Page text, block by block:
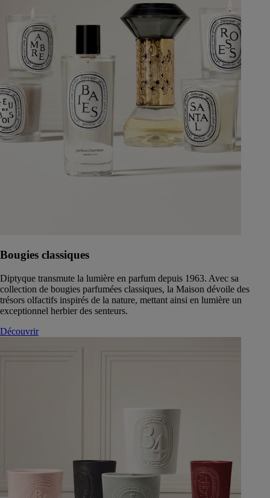
Bougies classiques
Diptyque transmute la lumière en parfum depuis 1963. Avec sa
collection de bougies parfumées classiques, la Maison dévoile des
trésors olfactifs inspirés de la nature, mettant ainsi en lumière un
exceptionnel herbier des senteurs.
Découvrir